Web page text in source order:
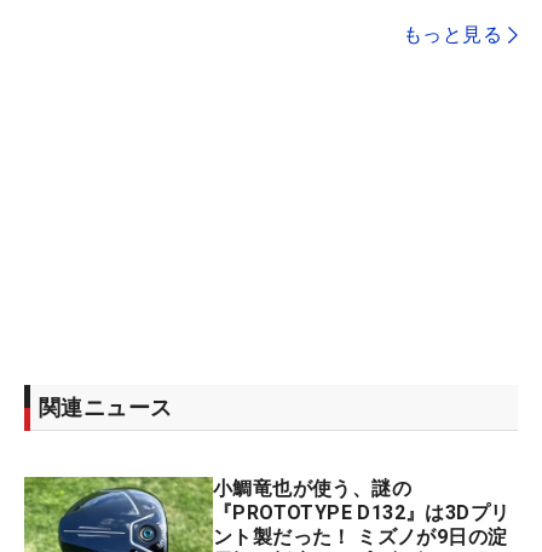
もっと見る
関連ニュース
小鯛竜也が使う、謎の
『PROTOTYPE D132』は3Dプリ
ント製だった！ ミズノが9日の淀